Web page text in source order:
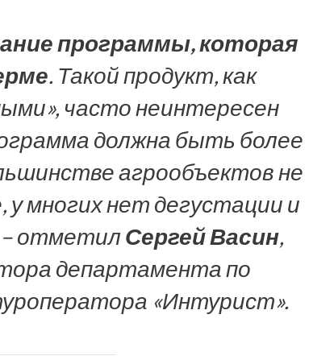
программы, которая
. Такой продукт, как
часто неинтересен
должна быть более
агрообъектов не
многих нет дегустации и
– отметил Сергей Васин,
департамента по
«Интурист».